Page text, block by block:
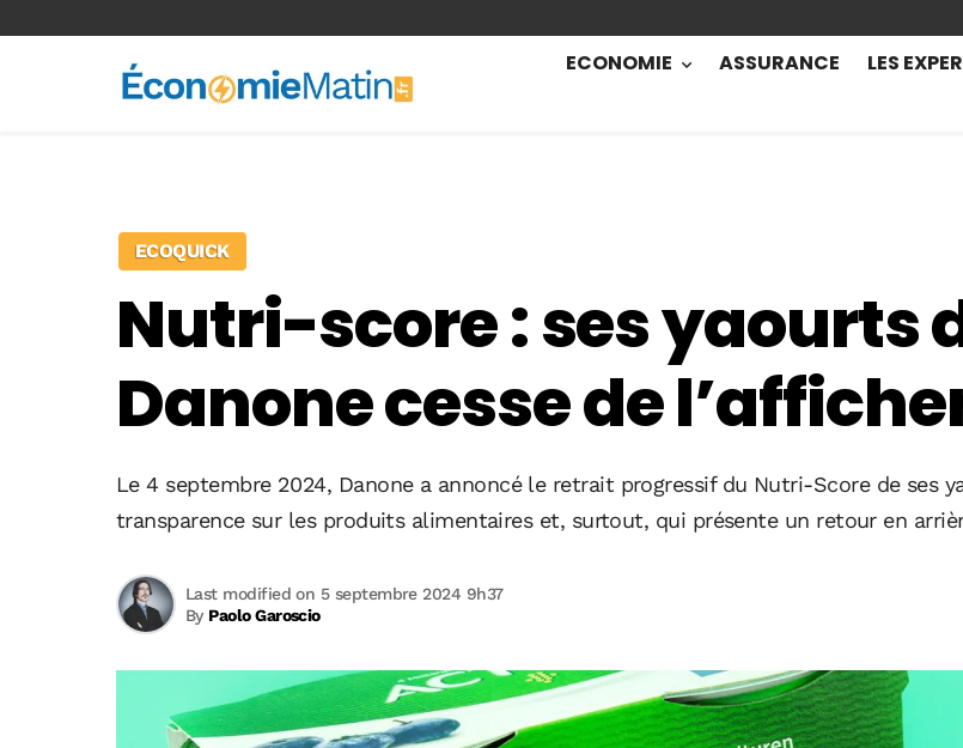
ECONOMIE ASSURANCE LES
ECOQUICK
Nutri-score : ses yaourts
Danone cesse de
Le 4 septembre 2024, Danone a annoncé le retrait progressif du Nutri-Score de ses
transparence sur les produits alimentaires et, surtout, qui présente un retour en
By Paolo Garoscio
Last modified on 5 septembre 2024 9h37